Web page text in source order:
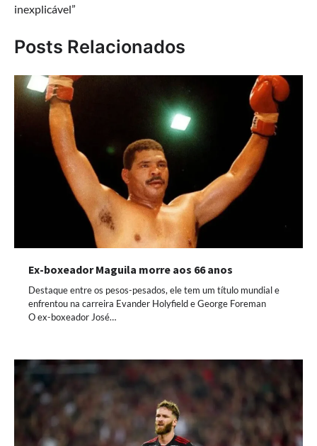
inexplicável”
Posts Relacionados
Ex-boxeador Maguila morre aos 66 anos
Destaque entre os pesos-pesados, ele tem um título mundial e
enfrentou na carreira Evander Holyfield e George Foreman
O ex-boxeador José…